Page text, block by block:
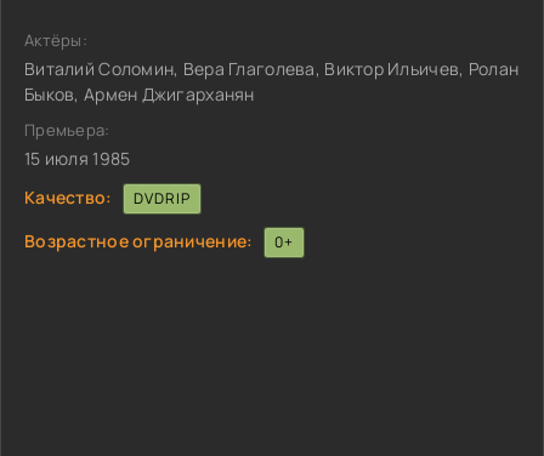
Актёры:
Виталий Соломин, Вера Глаголева, Виктор Ильичев, Ролан
Быков, Армен Джигарханян
Премьера:
15 июля 1985
Качество:
DVDRIP
Возрастное ограничение: 0+